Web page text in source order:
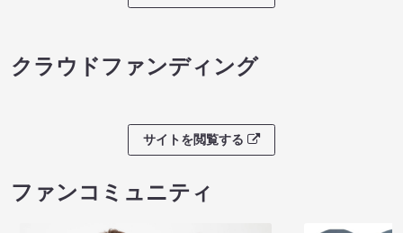
クラウドファンディング
サイトを閲覧する
ファンコミュニティ